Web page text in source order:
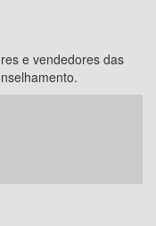
e vendedores das